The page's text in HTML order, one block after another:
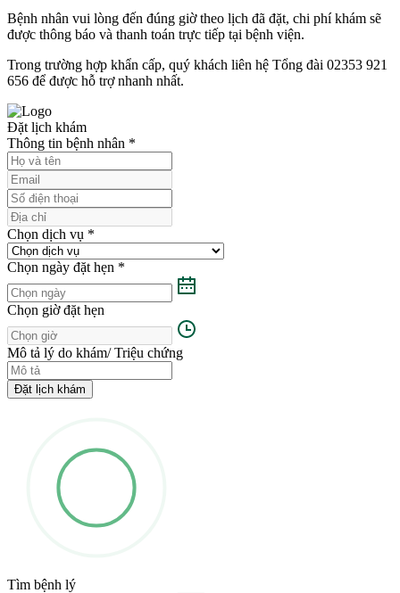
Bệnh nhân vui lòng đến đúng giờ theo lịch đã đặt, chi phí khám sẽ
được thông báo và thanh toán trực tiếp tại bệnh viện.
Trong trường hợp khẩn cấp, quý khách liên hệ Tổng đài 02353 921
656 để được hỗ trợ nhanh nhất.
Đặt lịch khám
Thông tin bệnh nhân *
Chọn dịch vụ *
Chọn ngày đặt hẹn *
Chọn giờ đặt hẹn
Mô tả lý do khám/ Triệu chứng
Đặt lịch khám
Tìm bệnh lý